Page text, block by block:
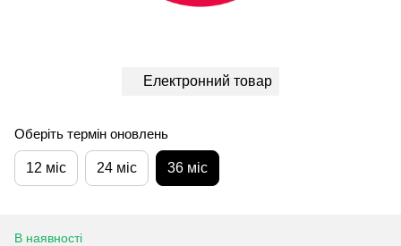
Електронний товар
Оберіть термін оновлень
12 міс 24 міс 36 міс
В наявності